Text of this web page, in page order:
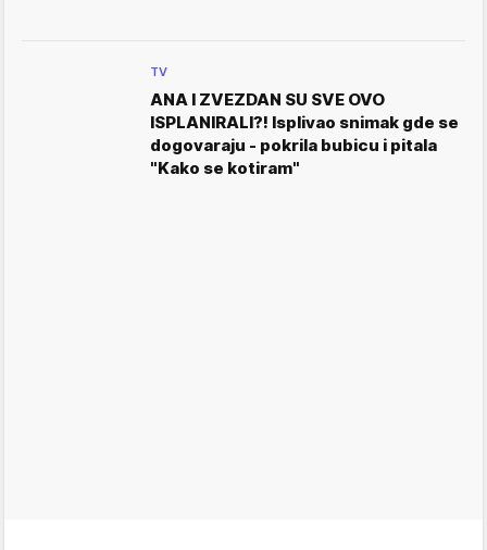
TV
ANA I ZVEZDAN SU SVE OVO
ISPLANIRALI?! Isplivao snimak gde se
dogovaraju - pokrila bubicu i pitala
"Kako se kotiram"